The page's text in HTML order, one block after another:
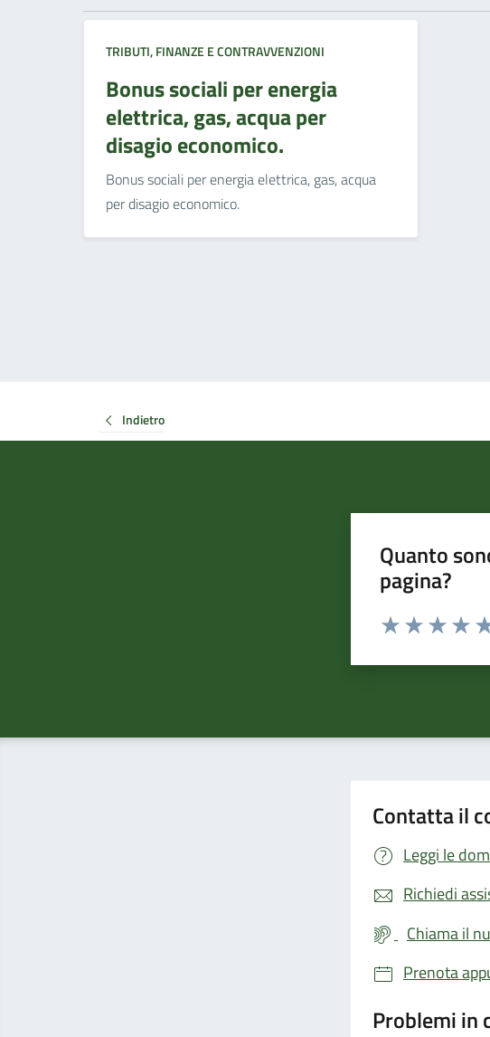
TRIBUTI, FINANZE E CONTRAVVENZIONI
Bonus sociali per energia
elettrica, gas, acqua per
disagio economico.
Bonus sociali per energia elettrica, gas, acqua
per disagio economico.
Indietro
Quanto
pagina?
Valuta da 1 a 5 stelle
Contatta il
Leggi le
Richiedi
Chiama il
Prenota
Problemi in